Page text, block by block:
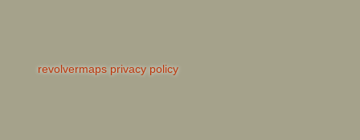
revolvermaps privacy policy